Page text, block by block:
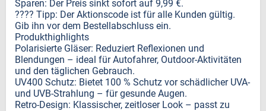
Sparen: Der Preis sinkt sofort auf 9,99 €.
???? Tipp: Der Aktionscode ist für alle Kunden gültig.
Gib ihn vor dem Bestellabschluss ein.
Produkthighlights
Polarisierte Gläser: Reduziert Reflexionen und
Blendungen – ideal für Autofahrer, Outdoor-Aktivitäten
und den täglichen Gebrauch.
UV400 Schutz: Bietet 100 % Schutz vor schädlicher UVA-
und UVB-Strahlung – für gesunde Augen.
Retro-Design: Klassischer, zeitloser Look – passt zu